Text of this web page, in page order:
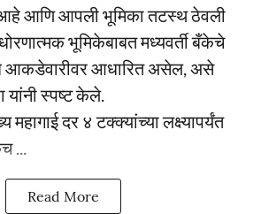
आणि आपली भूमिका तटस्थ ठेवली
भूमिकेबाबत मध्यवर्ती बँकेचे
आकडेवारीवर आधारित असेल, असे
यांनी स्पष्ट केले.
दर ४ टक्क्यांच्या लक्ष्यापर्यंत
...
Read More